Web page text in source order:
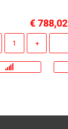
€ 788,02